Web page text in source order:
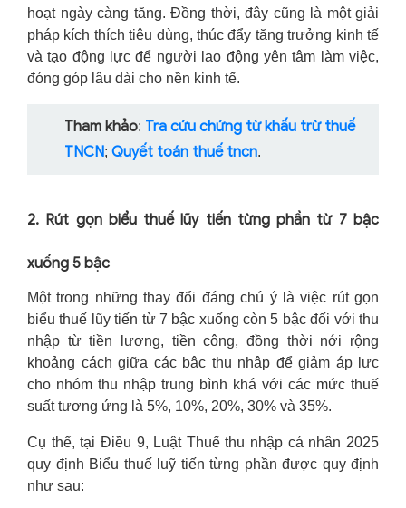
hoạt ngày càng tăng. Đồng thời, đây cũng là một giải
pháp kích thích tiêu dùng, thúc đẩy tăng trưởng kinh tế
và tạo động lực để người lao động yên tâm làm việc,
đóng góp lâu dài cho nền kinh tế.
Tham khảo: Tra cứu chứng từ khấu trừ thuế
TNCN; Quyết toán thuế tncn.
2. Rút gọn biểu thuế lũy tiến từng phần từ 7 bậc
xuống 5 bậc
Một trong những thay đổi đáng chú ý là việc rút gọn
biểu thuế lũy tiến từ 7 bậc xuống còn 5 bậc đối với thu
nhập từ tiền lương, tiền công, đồng thời nới rộng
khoảng cách giữa các bậc thu nhập để giảm áp lực
cho nhóm thu nhập trung bình khá với các mức thuế
suất tương ứng là 5%, 10%, 20%, 30% và 35%.
Cụ thể, tại Điều 9, Luật Thuế thu nhập cá nhân 2025
quy định Biểu thuế luỹ tiến từng phần được quy định
như sau: